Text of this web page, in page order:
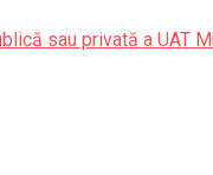
sau privată a UAT